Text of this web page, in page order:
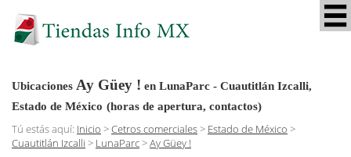
Ubicaciones Ay Güey ! en LunaParc - Cuautitlán Izcalli,
Estado de México (horas de apertura, contactos)
Tú estás aquí: Inicio >Cetros comerciales> Estado de México >
Cuautitlán Izcalli > LunaParc>Ay Güey !